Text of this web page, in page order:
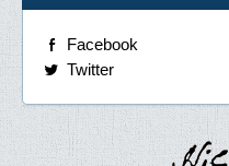
Facebook
Twitter